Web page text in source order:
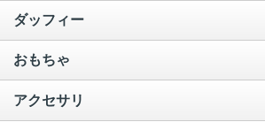
ダッフィー
おもちゃ
アクセサリ